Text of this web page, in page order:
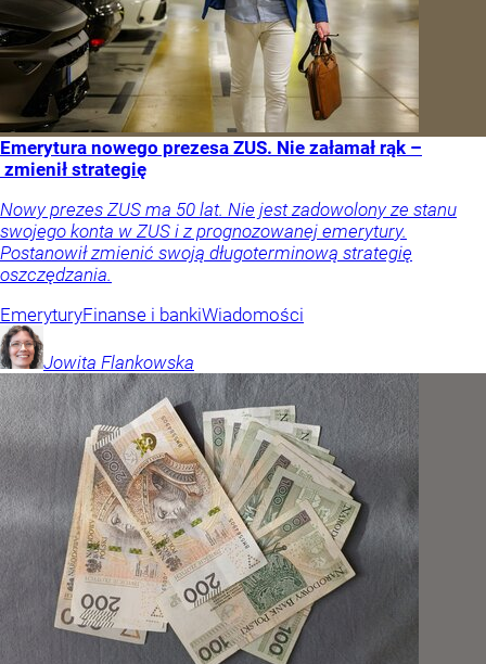
Emerytura nowego prezesa ZUS. Nie załamał rąk –
zmienił strategię
Nowy prezes ZUS ma 50 lat. Nie jest zadowolony ze stanu
swojego konta w ZUS i z prognozowanej emerytury.
Postanowił zmienić swoją długoterminową strategię
oszczędzania.
EmeryturyFinanse i bankiWiadomości
Jowita Flankowska